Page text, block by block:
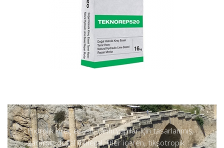
Hidrolik kireç esaslı, tarihi yapılar için tasarlanmıș,
zararsız doğal mineral, liﬂer içeren, tiksotropik